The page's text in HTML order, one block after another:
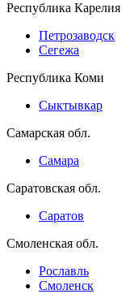
Республика Карелия
Петрозаводск
Сегежа
Республика Коми
Сыктывкар
Самарская обл.
Самара
Саратовская обл.
Саратов
Смоленская обл.
Рославль
Смоленск